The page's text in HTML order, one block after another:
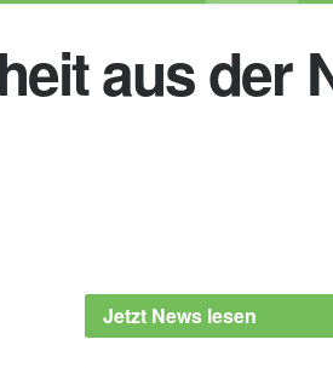
aus der
Jetzt News lesen